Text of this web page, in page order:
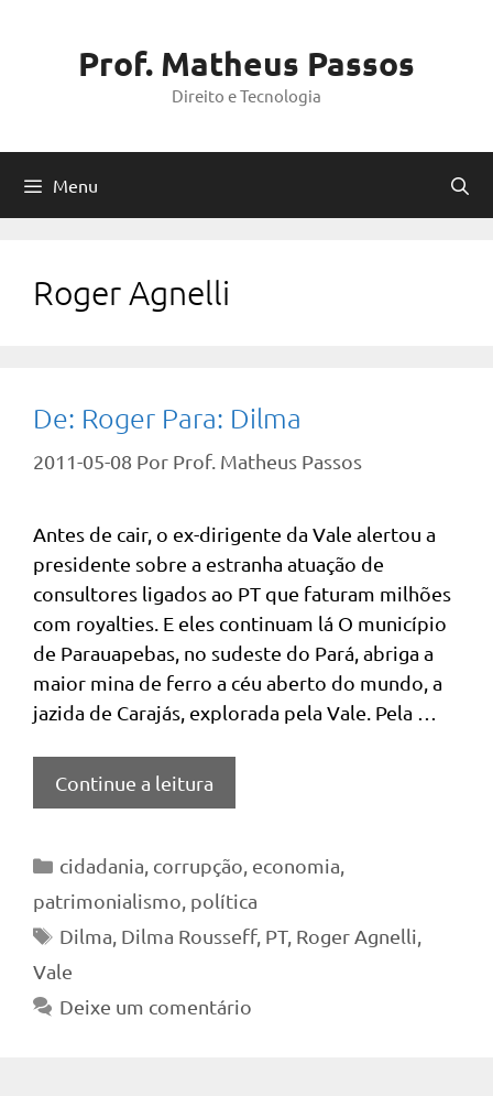
Prof. Matheus Passos
Direito e Tecnologia
Menu
Roger Agnelli
De: Roger Para: Dilma
2011-05-08 Por Prof. Matheus Passos
Antes de cair, o ex-dirigente da Vale alertou a
presidente sobre a estranha atuação de
consultores ligados ao PT que faturam milhões
com royalties. E eles continuam lá O município
de Parauapebas, no sudeste do Pará, abriga a
maior mina de ferro a céu aberto do mundo, a
jazida de Carajás, explorada pela Vale. Pela …
Continue a leitura
Categorias
cidadania corrupção economia
patrimonialismo política
Tags
Dilma Dilma Rousseff, PT, Roger Agnelli
Vale
Deixe um comentário